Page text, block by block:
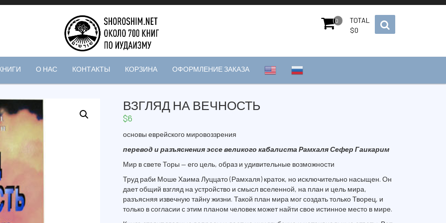
0
TOTAL
$0
О НАС КОНТАКТЫ КОРЗИНА ОФОРМЛЕНИЕ ЗАКАЗА
ВЗГЛЯД НА ВЕЧНОСТЬ
$6
основы еврейского мировоззрения
перевод и разъяснения эссе великого кабалиста Рамхаля Сефер Гаикарим
Мир в свете Торы — его цель, образ и удивительные возможности
Труд раби Моше Хаима Луццато (Рамхаля) краток, но исключительно насыщен. Он
дает общий взгляд на устройство и смысл вселенной, на план и цель мира,
разъясняя извечную тайну жизни. Такой план мира мог создать только Творец, и
только в согласии с этим планом человек может найти свое истинное место в мире.